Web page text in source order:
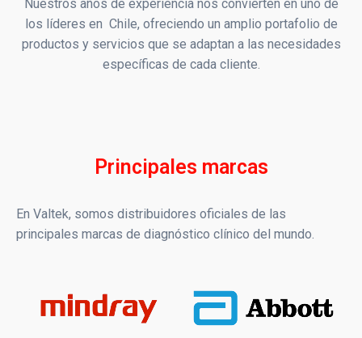
Nuestros años de experiencia nos convierten en uno de
los líderes en Chile, ofreciendo un amplio portafolio de
productos y servicios que se adaptan a las necesidades
específicas de cada cliente.
Principales marcas
En Valtek, somos distribuidores oficiales de las
principales marcas de diagnóstico clínico del mundo.